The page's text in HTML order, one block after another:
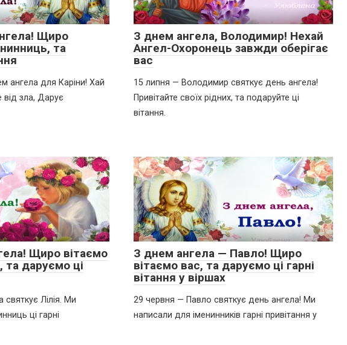
Щиро
та
ангела для Каріни! Хай
зла, Дарує
З днем ангела, Володимир! Нехай
Ангел-Охоронець завжди оберігає
вас
15 липня — Володимир святкує день ангела!
Привітайте своїх рідних, та подаруйте ці
вітання.
Щиро вітаємо
та даруємо ці
Лілія. Ми
ці гарні
З днем ангела — Павло! Щиро
вітаємо вас, та даруємо ці гарні
вітання у віршах
29 червня — Павло святкує день ангела! Ми
написали для іменинників гарні привітання у